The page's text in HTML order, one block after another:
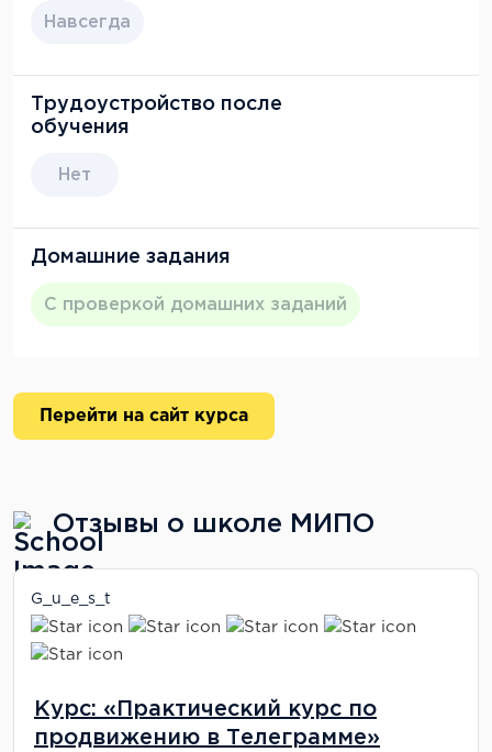
Навсегда
Трудоустройство после
обучения
Нет
Домашние задания
С проверкой домашних заданий
Перейти на сайт курса
Отзывы о школе МИПО
G_u_e_s_t
Курс: «Практический курс по
продвижению в Телеграмме»